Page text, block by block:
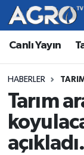
Canlı Yayın
HABERLER
Tarım
Hava
Trafik
Süper Lig
Tüm